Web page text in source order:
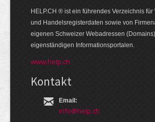
HELP.CH ® ist ein führendes Ver­zeich­nis für
und Handels­register­daten so­wie von
eige­nen Schweizer Web­adressen
eigen­ständigen Infor­mations­por­talen.
www.help.ch
Kontakt
Email:
info@help.ch